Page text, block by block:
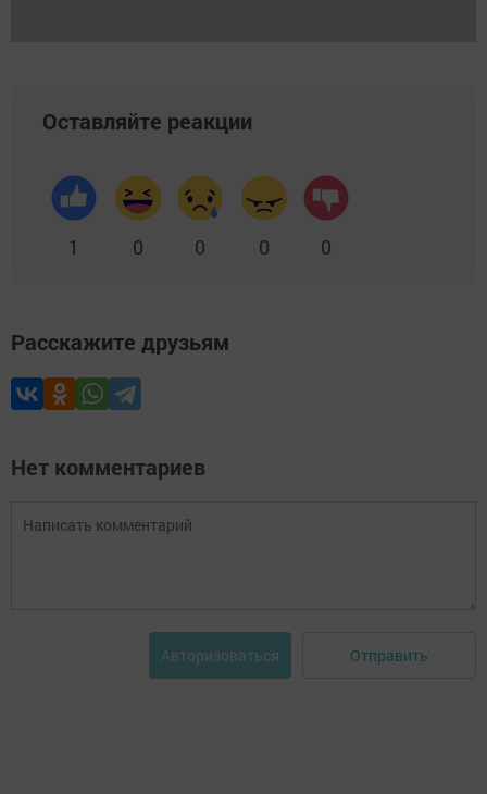
Оставляйте реакции
1 0 0 0 0
Расскажите друзьям
Нет комментариев
Авторизоваться Отправить